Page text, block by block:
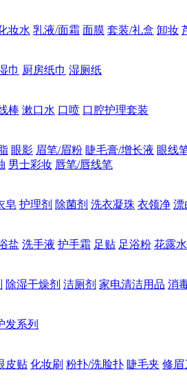
妆水 乳液/面霜 面膜 套装/礼盒 卸妆
巾 厨房纸巾 湿厕纸
棒 漱口水 口喷 口腔护理套装
眼影 眉笔/眉粉 睫毛膏/增长液 眼线
男士彩妆 唇笔/唇线笔
皂 护理剂 除菌剂 洗衣凝珠 衣领净 漂
盐 洗手液 护手霜 足贴 足浴粉 花露水
除湿干燥剂 洁厕剂 家电清洁用品 消
发系列
皮贴 化妆刷 粉扑/洗脸扑 睫毛夹 修眉